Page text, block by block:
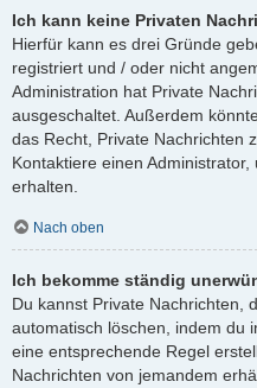
Ich kann keine Privaten
Hierfür kann es drei Gründe
registriert und / oder nicht
Administration hat Private
ausgeschaltet. Außerdem
das Recht, Private Nachrichten
Kontaktiere einen
erhalten.
Nach oben
Ich bekomme ständig
Du kannst Private Nachrichten,
automatisch löschen, indem du
eine entsprechende Regel
Nachrichten von jemandem